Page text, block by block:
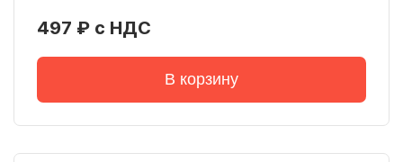
497 ₽ с НДС
В корзину